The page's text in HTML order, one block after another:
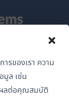
ารของเรา ความ
มูล เช่น
ผลต่อคุณสมบัติ
ตัว